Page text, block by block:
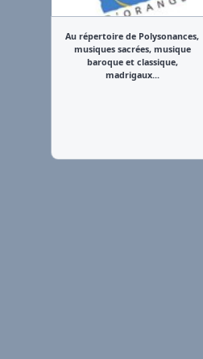
Au répertoire de Polysonances,
musiques sacrées, musique
baroque et classique,
madrigaux...